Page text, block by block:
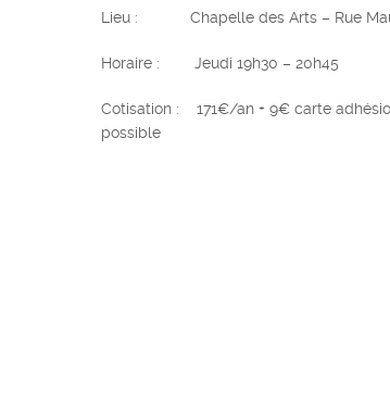
Lieu : Chapelle des Arts – Rue
Horaire : Jeudi 19h30 – 20h45
Cotisation : 171€/an + 9€ carte
possible